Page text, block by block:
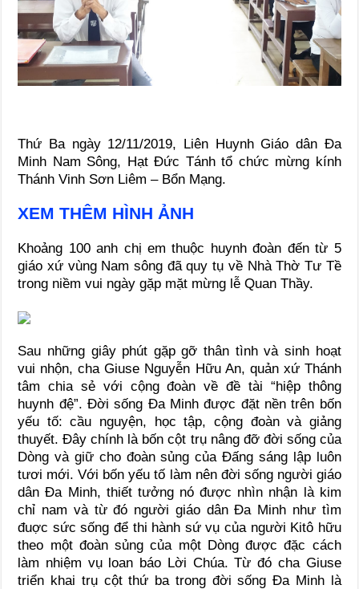
Thứ Ba ngày 12/11/2019, Liên Huynh Giáo dân Đa
Minh Nam Sông, Hạt Đức Tánh tổ chức mừng kính
Thánh Vinh Sơn Liêm – Bổn Mạng.
XEM THÊM HÌNH ẢNH
Khoảng 100 anh chị em thuộc huynh đoàn đến từ 5
giáo xứ vùng Nam sông đã quy tụ về Nhà Thờ Tư Tề
trong niềm vui ngày gặp mặt mừng lễ Quan Thầy.
Sau những giây phút gặp gỡ thân tình và sinh hoạt
vui nhộn, cha Giuse Nguyễn Hữu An, quản xứ Thánh
tâm chia sẻ với cộng đoàn về đề tài “hiệp thông
huynh đệ”. Đời sống Đa Minh được đặt nền trên bốn
yếu tố: cầu nguyện, học tập, cộng đoàn và giảng
thuyết. Đây chính là bốn cột trụ nâng đỡ đời sống của
Dòng và giữ cho đoàn sủng của Đấng sáng lập luôn
tươi mới. Với bốn yếu tố làm nên đời sống người giáo
dân Đa Minh, thiết tưởng nó được nhìn nhận là kim
chỉ nam và từ đó người giáo dân Đa Minh như tìm
đuợc sức sống để thi hành sứ vụ của người Kitô hữu
theo một đoàn sủng của một Dòng được đặc cách
làm nhiệm vụ loan báo Lời Chúa. Từ đó cha Giuse
triển khai trụ cột thứ ba trong đời sống Đa Minh là